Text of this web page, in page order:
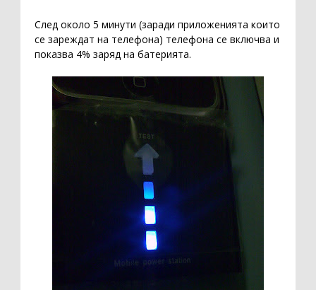
След около 5 минути (заради приложенията които
се зареждат на телефона) телефона се включва и
показва 4% заряд на батерията.